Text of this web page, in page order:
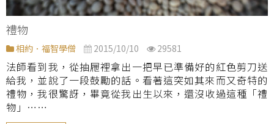
禮物
相約．福智學僧 2015/10/10 29581
法師看到我，從抽屜裡拿出一把早已準備好的紅色剪刀送
給我，並說了一段鼓勵的話。看著這突如其來而又奇特的
禮物，我很驚訝，畢竟從我出生以來，還沒收過這種「禮
物」……